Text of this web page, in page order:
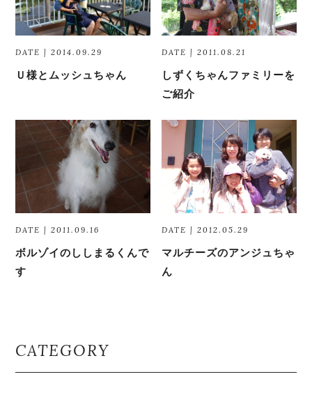
DATE | 2014.09.29
Ｕ様とムッシュちゃん
DATE | 2011.08.21
しずくちゃんファミリーを
ご紹介
DATE | 2011.09.16
ボルゾイのししまるくんで
す
DATE | 2012.05.29
マルチーズのアンジュちゃ
ん
CATEGORY